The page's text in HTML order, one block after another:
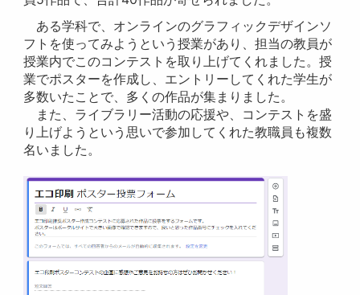
ある学科で、オンラインのグラフィックデザインソ
フトを使ってみようという授業があり、担当の教員が
授業内でこのコンテストを取り上げてくれました。授
業でポスターを作成し、エントリーしてくれた学生が
多数いたことで、多くの作品が集まりました。
また、ライブラリー活動の応援や、コンテストを盛
り上げようという思いで参加してくれた教職員も複数
名いました。